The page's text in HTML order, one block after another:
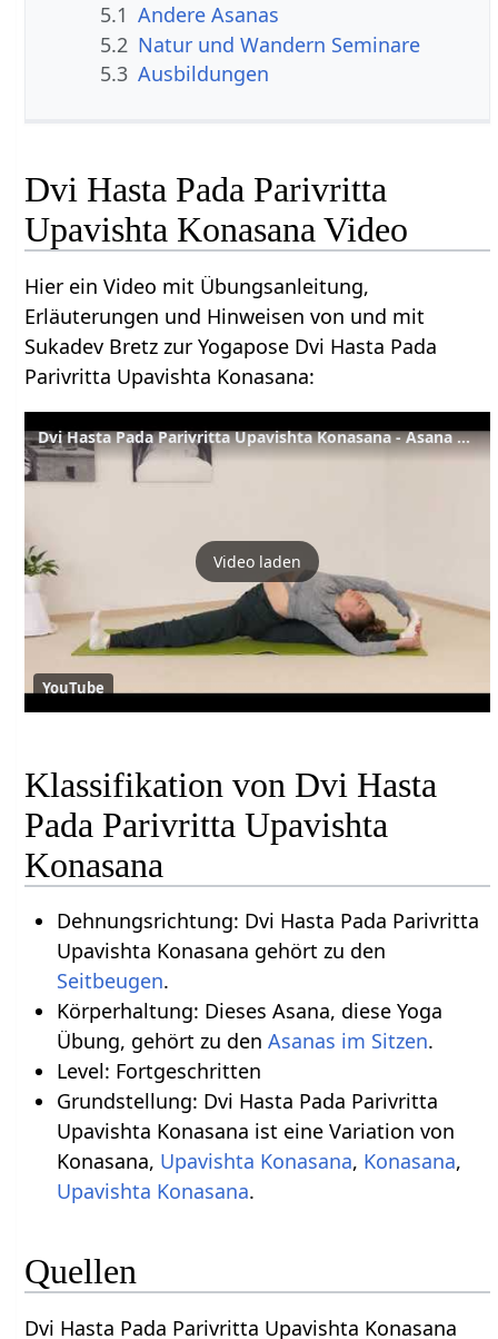
5.1 Andere Asanas
5.2 Natur und Wandern Seminare
5.3 Ausbildungen
Dvi Hasta Pada Parivritta
Upavishta Konasana Video
Hier ein Video mit Übungsanleitung,
Erläuterungen und Hinweisen von und mit
Sukadev Bretz zur Yogapose Dvi Hasta Pada
Parivritta Upavishta Konasana:
Dvi Hasta Pada Parivritta Upavishta Konasana - Asana Lexikon 406
Video laden
YouTube
Klassifikation von Dvi Hasta
Pada Parivritta Upavishta
Konasana
Dehnungsrichtung: Dvi Hasta Pada Parivritta
Upavishta Konasana gehört zu den
Seitbeugen.
Körperhaltung: Dieses Asana, diese Yoga
Übung, gehört zu den Asanas im Sitzen.
Level: Fortgeschritten
Grundstellung: Dvi Hasta Pada Parivritta
Upavishta Konasana ist eine Variation von
Konasana, Upavishta Konasana, Konasana,
Upavishta Konasana.
Quellen
Dvi Hasta Pada Parivritta Upavishta Konasana